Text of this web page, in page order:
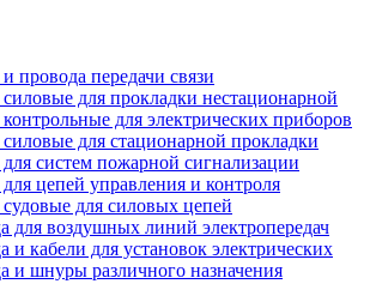
провода передачи связи
для прокладки нестационарной
для электрических приборов
для стационарной прокладки
систем пожарной сигнализации
цепей управления и контроля
для силовых цепей
для воздушных линий электропередач
и кабели для установок электрических
и шнуры различного назначения